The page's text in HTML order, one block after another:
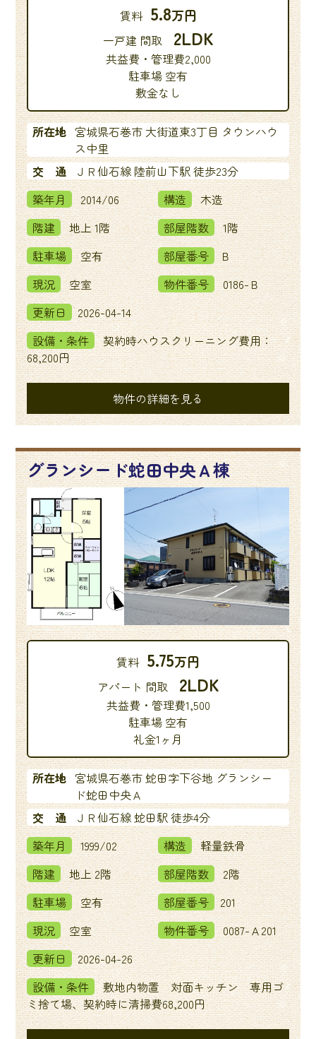
賃料 5.8万円
一戸建 間取 2LDK
共益費・管理費2,000
駐車場 空有
敷金なし
所在地 宮城県石巻市 大街道東3丁目 タウンハウ
ス中里
交 通
ＪＲ仙石線 陸前山下駅 徒歩23分
築年月
2014/06 構造
木造
階建
地上 1階 部屋階数
1階
駐車場
空有 部屋番号
Ｂ
現況
空室 物件番号
0186-Ｂ
更新日
2026-04-14
設備・条件
契約時ハウスクリーニング費用：
68,200円
物件の詳細を見る
グランシード蛇田中央Ａ棟
賃料 5.75万円
アパート 間取 2LDK
共益費・管理費1,500
駐車場 空有
礼金1ヶ月
所在地 宮城県石巻市 蛇田字下谷地 グランシー
ド蛇田中央Ａ
交 通
ＪＲ仙石線 蛇田駅 徒歩4分
築年月
1999/02 構造
軽量鉄骨
階建
地上 2階 部屋階数
2階
駐車場
空有 部屋番号
201
現況
空室 物件番号
0087-Ａ201
更新日
2026-04-26
設備・条件
敷地内物置 対面キッチン 専用ゴ
ミ捨て場、契約時に清掃費68,200円